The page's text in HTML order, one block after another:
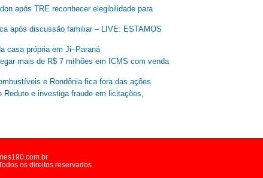
após TRE reconhecer elegibilidade para
após discussão familiar – LIVE: ESTAMOS
casa própria em Ji–Paraná
mais de R$ 7 milhões em ICMS com venda
e Rondônia fica fora das ações
e investiga fraude em licitações,
os direitos reservados